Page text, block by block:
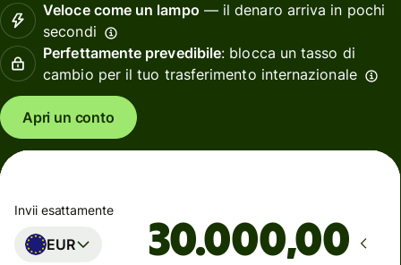
Veloce come un lampo — il denaro arriva in pochi
secondi
Perfettamente prevedibile: blocca un tasso di
cambio per il tuo trasferimento internazionale
Apri un conto
Invii esattamente
EUR ,00